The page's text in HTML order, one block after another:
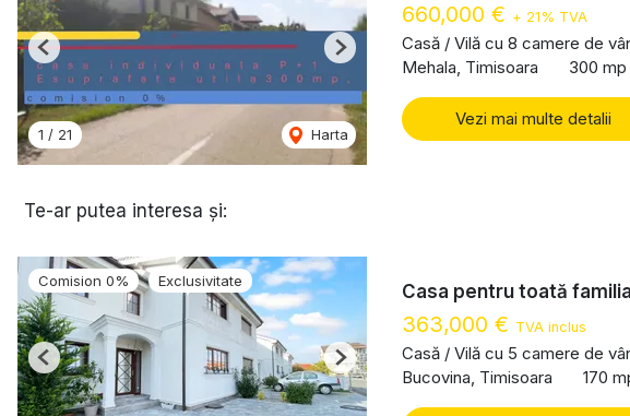
1 / 21 Harta
Previous Next
660,000 € + 21% TVA
Casă / Vilă cu 8 camere de
Mehala, Timisoara
300 mp
Vezi mai multe detalii
Te-ar putea interesa și:
Comision 0% Exclusivitate
Previous Next
Casa pentru toată
363,000 € TVA inclus
Casă / Vilă cu 5 camere de
Bucovina, Timisoara
170